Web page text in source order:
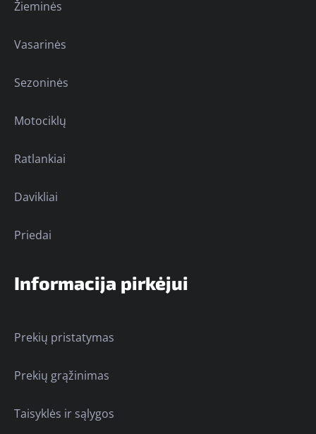
Žieminės
Vasarinės
Sezoninės
Motociklų
Ratlankiai
Davikliai
Priedai
Informacija pirkėjui
Prekių pristatymas
Prekių grąžinimas
Taisyklės ir sąlygos